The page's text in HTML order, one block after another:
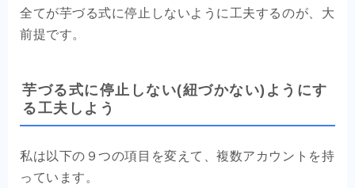
全てが芋づる式に停止しないように工夫するのが、大
前提です。
芋づる式に停止しない(紐づかない)ようにす
る工夫しよう
私は以下の９つの項目を変えて、複数アカウントを持
っています。